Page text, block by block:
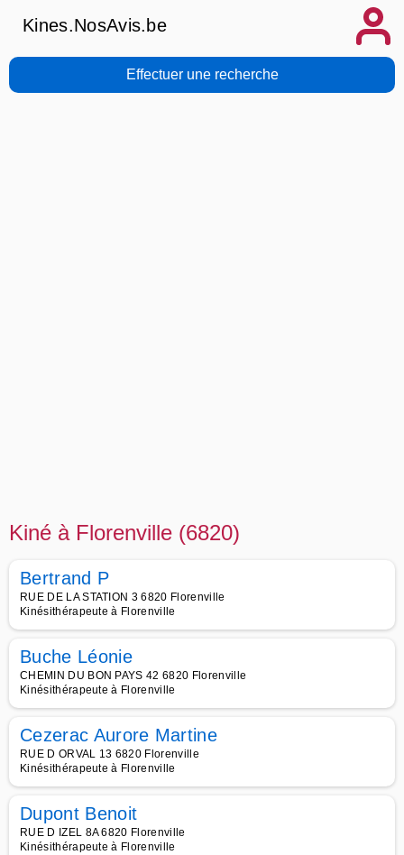
Kines.NosAvis.be
Effectuer une recherche
Kiné à Florenville (6820)
Bertrand P
RUE DE LA STATION 3 6820 Florenville
Kinésithérapeute à Florenville
Buche Léonie
CHEMIN DU BON PAYS 42 6820 Florenville
Kinésithérapeute à Florenville
Cezerac Aurore Martine
RUE D ORVAL 13 6820 Florenville
Kinésithérapeute à Florenville
Dupont Benoit
RUE D IZEL 8A 6820 Florenville
Kinésithérapeute à Florenville